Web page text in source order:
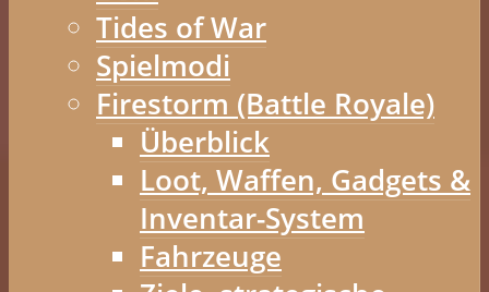
Tides of War
Spielmodi
Firestorm (Battle Royale)
Überblick
Loot, Waffen, Gadgets &
Inventar-System
Fahrzeuge